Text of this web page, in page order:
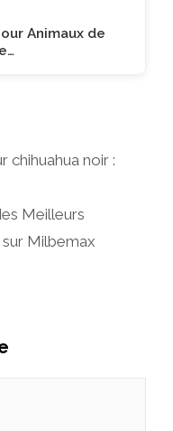
Animaux de
chihuahua noir :
Meilleurs
Milbemax